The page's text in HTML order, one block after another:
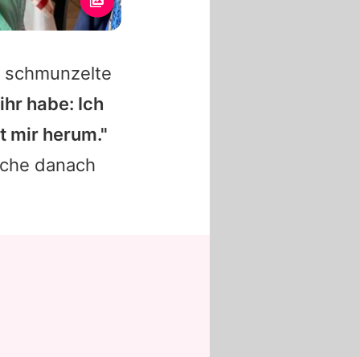
habe: Ich
mir herum."
danach